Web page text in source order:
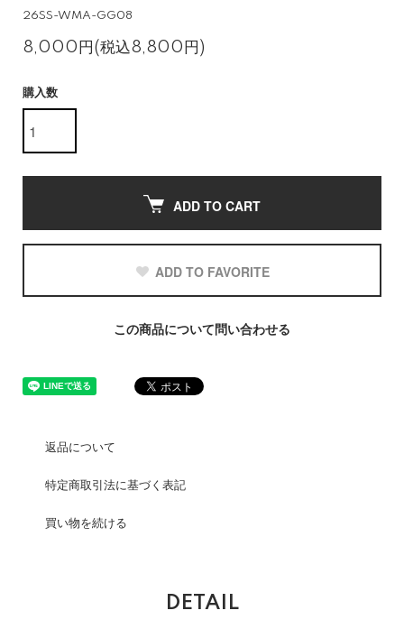
26SS-WMA-GG08
8,000円(税込8,800円)
購入数
ADD TO CART
ADD TO FAVORITE
この商品について問い合わせる
返品について
特定商取引法に基づく表記
買い物を続ける
DETAIL